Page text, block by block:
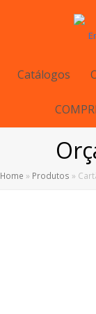
Catálogos
Home » Produtos »